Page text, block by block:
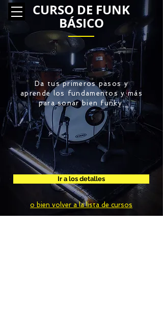
CURSO DE FUNK
BÁSICO
Da tus primeros pasos y
aprende los fundamentos y más
para sonar bien funky.
Ir a los detalles
o bien volver a la lista de cursos